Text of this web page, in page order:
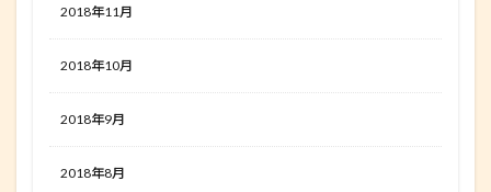
2018年11月
2018年10月
2018年9月
2018年8月